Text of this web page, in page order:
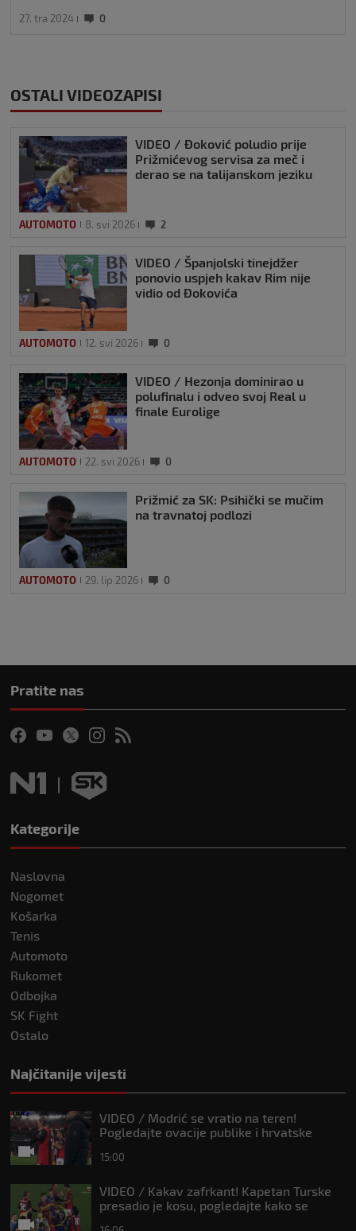
27. tra 2024 0
OSTALI VIDEOZAPISI
VIDEO / Đoković poludio prije
Prižmićevog servisa za meč i
derao se na talijanskom jeziku
AUTOMOTO 8. svi 2026 2
VIDEO / Španjolski tinejdžer
ponovio uspjeh kakav Rim nije
vidio od Đokovića
AUTOMOTO 12. svi 2026 0
VIDEO / Hezonja dominirao u
polufinalu i odveo svoj Real u
finale Eurolige
AUTOMOTO 22. svi 2026 0
Prižmić za SK: Psihički se mučim
na travnatoj podlozi
AUTOMOTO 29. lip 2026 0
Pratite nas
Kategorije
Naslovna
Nogomet
Košarka
Tenis
Automoto
Rukomet
Odbojka
SK Fight
Ostalo
Najčitanije vijesti
VIDEO / Modrić se vratio na teren!
Pogledajte ovacije publike i hrvatske
15:00
VIDEO / Kakav zafrkant! Kapetan Turske
presadio je kosu, pogledajte kako se